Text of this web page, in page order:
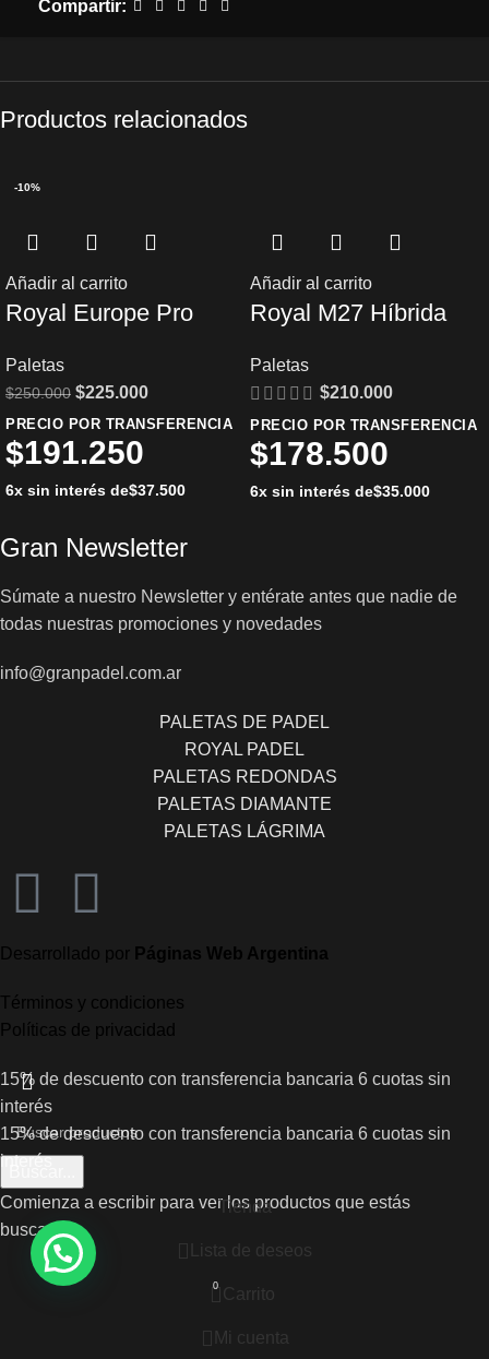
Compartir:
Productos relacionados
-10%
Añadir al carrito
Royal Europe Pro
Paletas
$250.000 $225.000
PRECIO POR TRANSFERENCIA
$191.250
6x sin interés de$37.500
Añadir al carrito
Royal M27 Híbrida
Paletas
$210.000
PRECIO POR TRANSFERENCIA
$178.500
6x sin interés de$35.000
Gran Newsletter
Súmate a nuestro Newsletter y entérate antes que nadie de
todas nuestras promociones y novedades
info@granpadel.com.ar
PALETAS DE PADEL
ROYAL PADEL
PALETAS REDONDAS
PALETAS DIAMANTE
PALETAS LÁGRIMA
Desarrollado por Páginas Web Argentina
Términos y condiciones
Políticas de privacidad
Comienza a escribir para ver los productos que estás
buscando.
15% de descuento con transferencia bancaria 6 cuotas sin
interés
15% de descuento con transferencia bancaria 6 cuotas sin
interés
Tienda
Lista de deseos
0 Carrito
Mi cuenta